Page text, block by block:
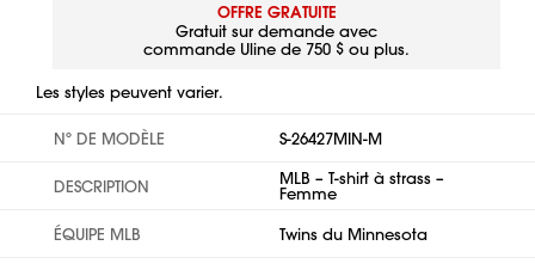
OFFRE GRATUITE
Gratuit sur demande avec
commande Uline de 750 $ ou plus.
Les styles peuvent varier.
Nº DE MODÈLE S-26427MIN-M
DESCRIPTION MLB – T-shirt à strass –
Femme
ÉQUIPE MLB
Twins du Minnesota